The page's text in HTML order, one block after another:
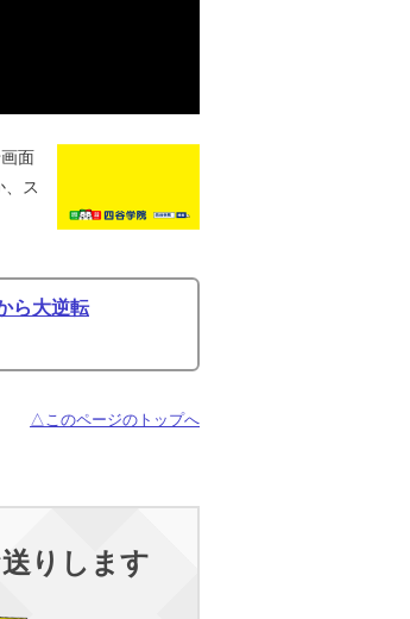
面
ス
ら大逆転
△このページのトップへ
りします